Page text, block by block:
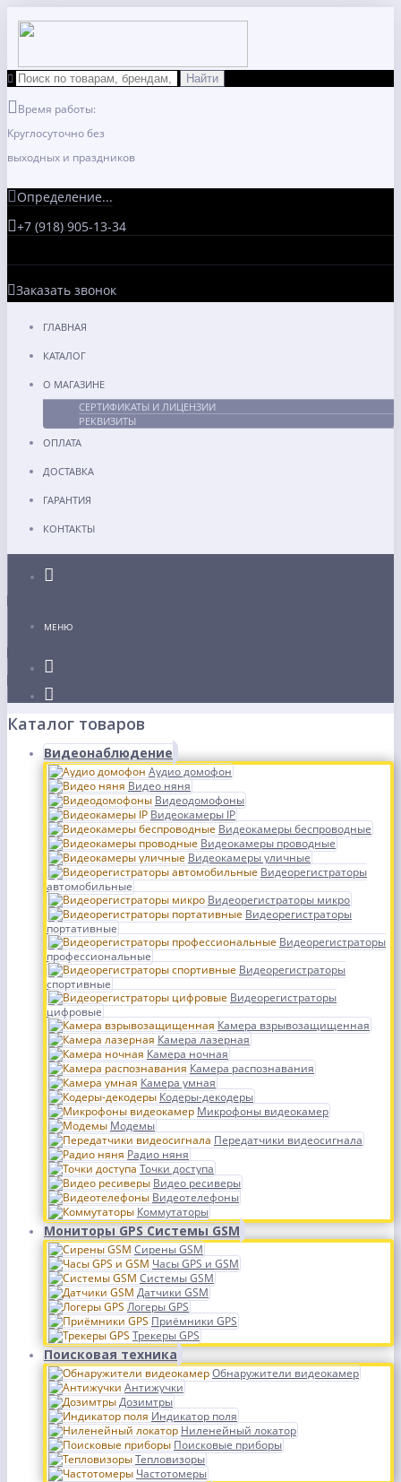
Время работы:
Круглосуточно без
выходных и праздников
Определение...
+7 (918) 905-13-34
Заказать звонок
ГЛАВНАЯ
КАТАЛОГ
О МАГАЗИНЕ
СЕРТИФИКАТЫ И ЛИЦЕНЗИИ
РЕКВИЗИТЫ
ОПЛАТА
ДОСТАВКА
ГАРАНТИЯ
КОНТАКТЫ
МЕНЮ
Каталог товаров
Видеонаблюдение
Аудио домофон
Видео няня
Видеодомофоны
Видеокамеры IP
Видеокамеры беспроводные
Видеокамеры проводные
Видеокамеры уличные
Видеорегистраторы
автомобильные
Видеорегистраторы микро
Видеорегистраторы
портативные
Видеорегистраторы
профессиональные
Видеорегистраторы
спортивные
Видеорегистраторы
цифровые
Камера взрывозащищенная
Камера лазерная
Камера ночная
Камера распознавания
Камера умная
Кодеры-декодеры
Микрофоны видеокамер
Модемы
Передатчики видеосигнала
Радио няня
Точки доступа
Видео ресиверы
Видеотелефоны
Коммутаторы
Мониторы GPS Системы GSM
Сирены GSM
Часы GPS и GSM
Системы GSM
Датчики GSM
Логеры GPS
Приёмники GPS
Трекеры GPS
Поисковая техника
Обнаружители видеокамер
Антижучки
Дозимтры
Индикатор поля
Ниленейный локатор
Поисковые приборы
Тепловизоры
Частотомеры